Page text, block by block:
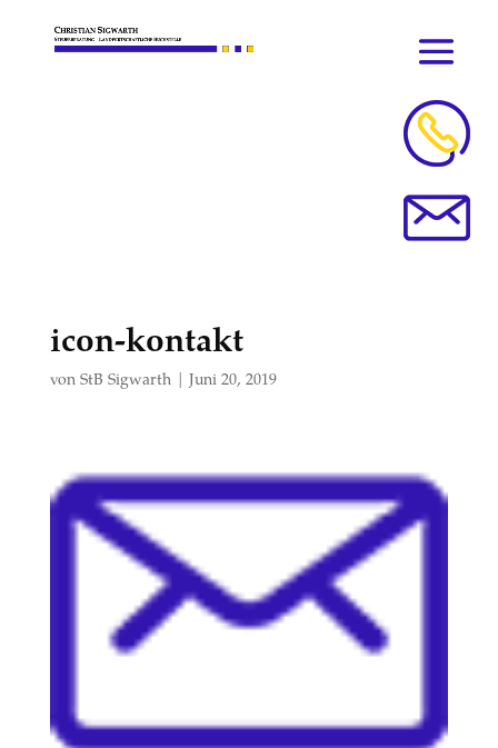
icon-kontakt
von StB Sigwarth| Juni 20, 2019